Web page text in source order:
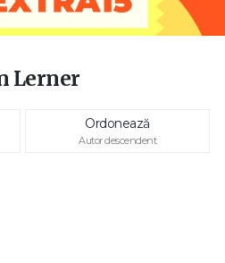
Lerner
Ordonează
Autor descendent